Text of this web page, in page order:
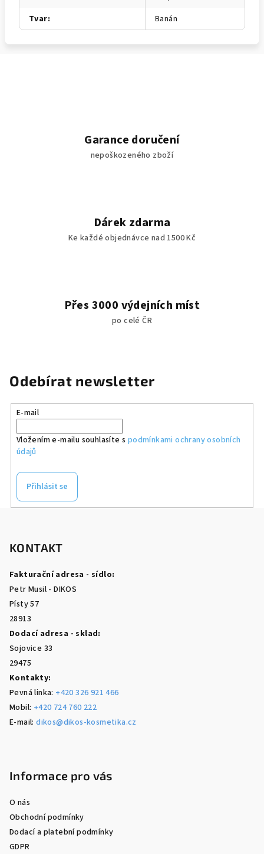
Tvar: Banán
Garance doručení
nepoškozeného zboží
Dárek zdarma
Ke každé objednávce nad 1500 Kč
Přes 3000 výdejních míst
po celé ČR
Odebírat newsletter
E-mail
Vložením e-mailu souhlasíte s podmínkami ochrany osobních
údajů
Přihlásit se
KONTAKT
Fakturační adresa - sídlo:
Petr Musil - DIKOS
Písty 57
28913
Dodací adresa - sklad:
Sojovice 33
29475
Kontakty:
Pevná linka: +420 326 921 466
Mobil: +420 724 760 222
E-mail:dikos@dikos-kosmetika.cz
Informace pro vás
O nás
Obchodní podmínky
Dodací a platební podmínky
GDPR